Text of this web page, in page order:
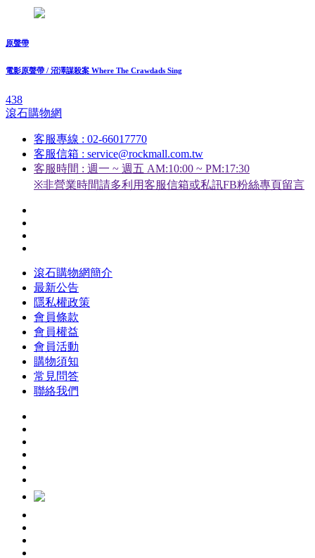
原聲帶
電影原聲帶 / 沼澤謀殺案 Where The Crawdads Sing
438
滾石購物網
客服專線 : 02-66017770
客服信箱 : service@rockmall.com.tw
客服時間 : 週一 ~ 週五 AM:10:00 ~ PM:17:30
※非營業時間請多利用客服信箱或私訊FB粉絲專頁留言
滾石購物網簡介
最新公告
隱私權政策
會員條款
會員權益
會員活動
購物須知
常見問答
聯絡我們